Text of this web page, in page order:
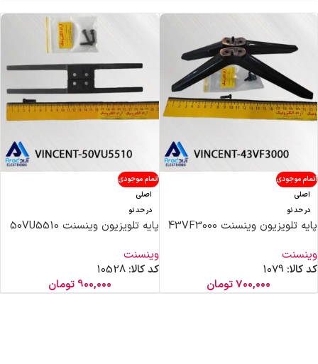
اتمام موجودی
اصلی
در حد نو
پایه تلویزیون وینسنت 43VF3000
وینسنت
کد کالا: 1079
700,000تومان
اتمام موجودی
اصلی
در حد نو
پایه تلویزیون وینسنت 50VU5510
وینسنت
کد کالا:10528
900,000 تومان